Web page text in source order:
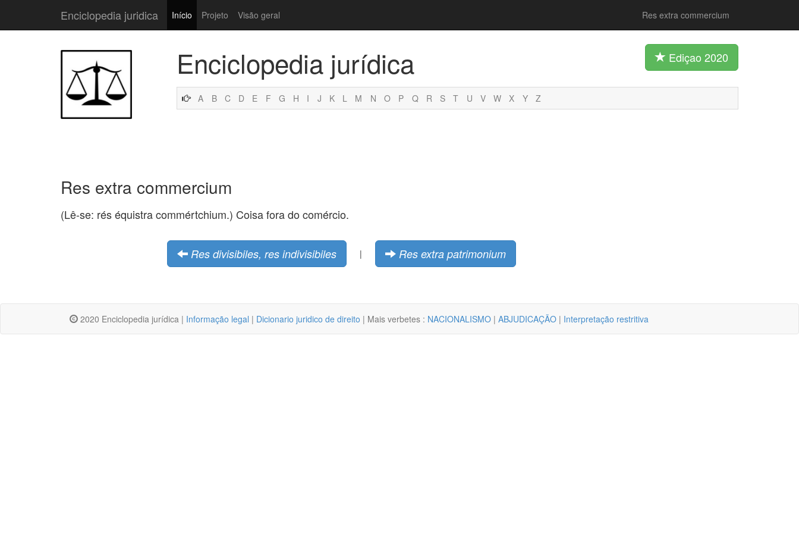
Enciclopedia juridica Início Projeto Visão geral Res extra commercium
Enciclopedia jurídica Ediçao 2020
A B C D E F G H I J K L M N O P Q R S T U V W X Y Z
Res extra commercium
(Lê-se: rés équistra commértchium.) Coisa fora do comércio.
Res divisibiles, res indivisibiles | Res extra patrimonium
2020 Enciclopedia jurídica | Informação legal | Dicionario juridico de direito | Mais verbetes : NACIONALISMO | ABJUDICAÇÃO | Interpretação restritiva